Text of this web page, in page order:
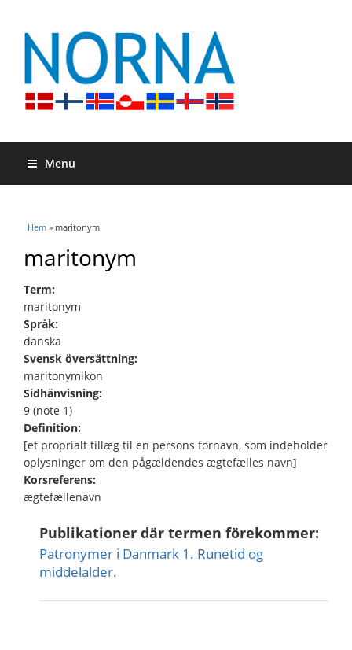
Menu
Du är här
Hem » maritonym
maritonym
Term:
maritonym
Språk:
danska
Svensk översättning:
maritonymikon
Sidhänvisning:
9 (note 1)
Definition:
[et proprialt tillæg til en persons fornavn, som indeholder
oplysninger om den pågældendes ægtefælles navn]
Korsreferens:
ægtefællenavn
Publikationer där termen förekommer:
Patronymer i Danmark 1. Runetid og
middelalder.